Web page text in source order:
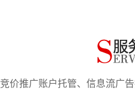
沙企业的竞价推广托管需求
价推广账户托管、信息流广